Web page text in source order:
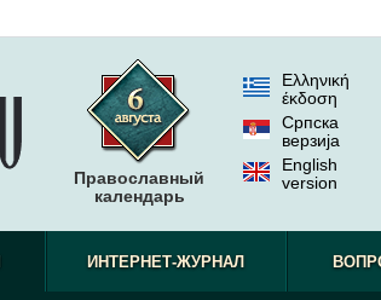
Православный
календарь
Ελληνική
έκδοση
Српска
верзиjа
English
version
ИНТЕРНЕТ-ЖУРНАЛ